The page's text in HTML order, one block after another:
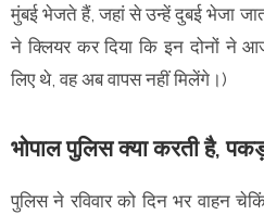
मुंबई भेजते हैं, जहां से उन्हें दुबई भेजा
ने क्लियर कर दिया कि इन दोनों ने
लिए थे, वह अब वापस नहीं मिलेंगे।)
भोपाल पुलिस क्या करती है,
पुलिस ने रविवार को दिन भर वाहन